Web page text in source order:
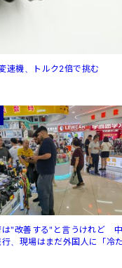
速機、トルク2倍で挑む
は"改善する"と言うけれど
行、現場はまだ外国人に「冷